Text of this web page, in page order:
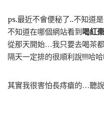
ps.最近不會便秘了..不知道
不知道在哪個網站看到 喝紅
從那天開始…我只要去喝茶
隔天一定排的很順利說!!!哈
其實我很害怕長痔瘡的…聽